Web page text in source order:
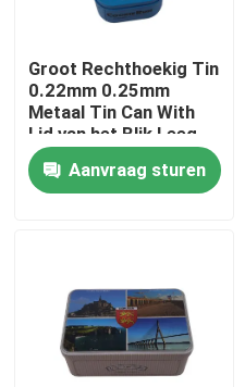
Kwaliteitscontrole
Neem contact met ons op
Koekje Tin Can
Suikergoed Tin Can
Groot Rechthoekig Tin
0.22mm 0.25mm
Metaal Tin Can With
Lid van het Blik Leeg
Koekje
Aanvraag sturen